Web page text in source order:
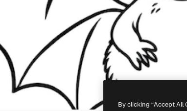
By clicking “Accept All